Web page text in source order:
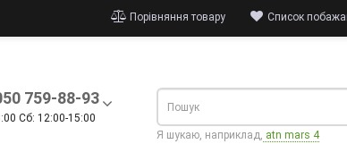
Список
Порівняння товару
759-88-93
Сб: 12:00-15:00
Я шукаю, наприклад, atn mars 4